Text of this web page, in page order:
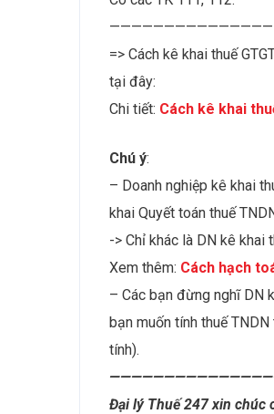
=> Cách kê khai thuế
tại đây:
Chi tiết: Cách kê khai
Chú ý:
– Doanh nghiệp kê khai
khai Quyết toán thuế
-> Chỉ khác là DN kê
Xem thêm: Cách hạch
– Các bạn đừng nghĩ DN
bạn muốn tính thuế
tính).
Đại lý Thuế 247 xin chúc